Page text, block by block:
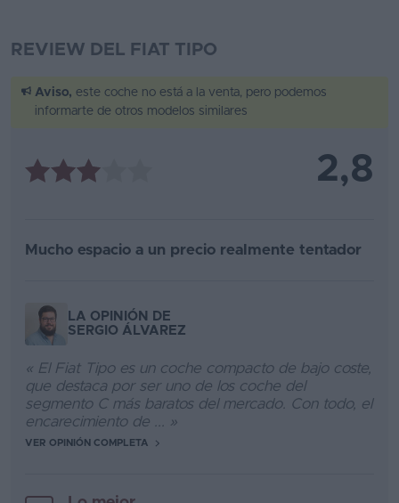
REVIEW DEL FIAT TIPO
Aviso, este coche no está a la venta, pero podemos
informarte de otros modelos similares
2,8
Mucho espacio a un precio realmente tentador
LA OPINIÓN DE
SERGIO ÁLVAREZ
« El Fiat Tipo es un coche compacto de bajo coste,
que destaca por ser uno de los coche del
segmento C más baratos del mercado. Con todo, el
encarecimiento de ... »
VER OPINIÓN COMPLETA